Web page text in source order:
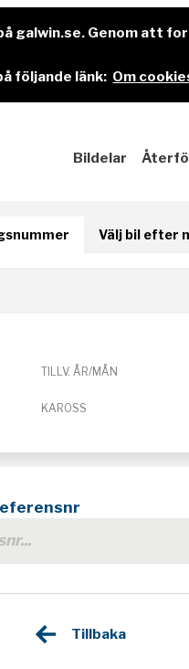
galwin.se. Genom att
följande länk: Om
Bildelar
Välj bil efter
TILLV. ÅR/MÅN
KAROSS
Tillbaka